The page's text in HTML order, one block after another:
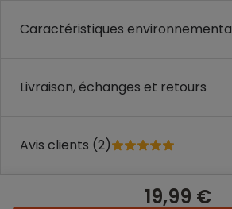
Caractéristiques
Livraison, échanges et retours
Avis clients (2)
19,99 €